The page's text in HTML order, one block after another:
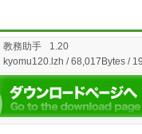
教務助手 1.20
kyomu120.lzh / 68,017Bytes /